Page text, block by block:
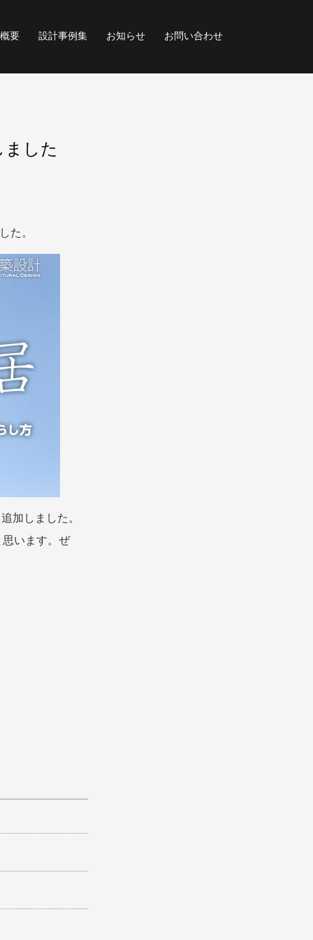
要 設計事例集 お知らせ お問い合わせ
ました
た。
加しました。
います。ぜ